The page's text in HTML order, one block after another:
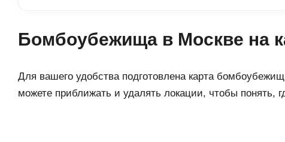
Бомбоубежища в Москве на
Для вашего удобства подготовлена карта
можете приближать и удалять локации, чтобы понять,